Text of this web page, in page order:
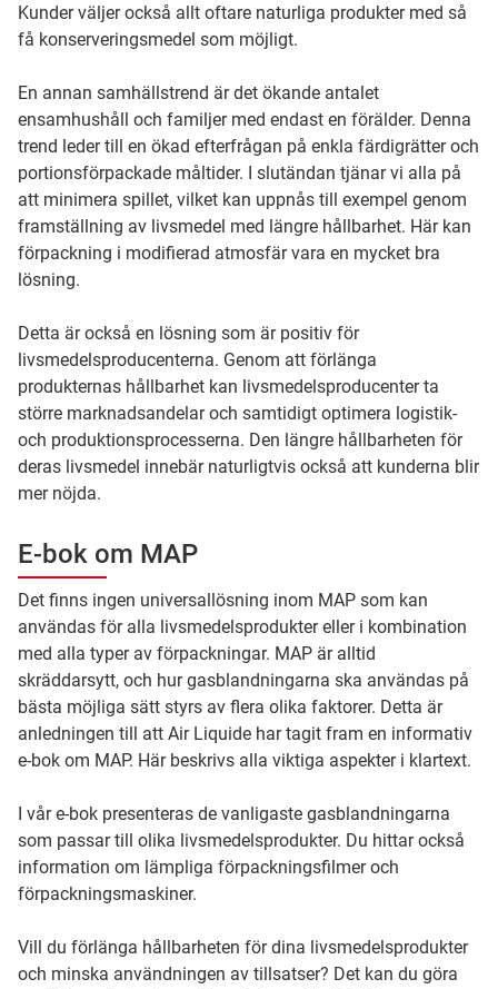
Kunder väljer också allt oftare naturliga produkter med så
få konserveringsmedel som möjligt.
En annan samhällstrend är det ökande antalet
ensamhushåll och familjer med endast en förälder. Denna
trend leder till en ökad efterfrågan på enkla färdigrätter och
portionsförpackade måltider. I slutändan tjänar vi alla på
att minimera spillet, vilket kan uppnås till exempel genom
framställning av livsmedel med längre hållbarhet. Här kan
förpackning i modifierad atmosfär vara en mycket bra
lösning.
Detta är också en lösning som är positiv för
livsmedelsproducenterna. Genom att förlänga
produkternas hållbarhet kan livsmedelsproducenter ta
större marknadsandelar och samtidigt optimera logistik-
och produktionsprocesserna. Den längre hållbarheten för
deras livsmedel innebär naturligtvis också att kunderna blir
mer nöjda.
E-bok om MAP
Det finns ingen universallösning inom MAP som kan
användas för alla livsmedelsprodukter eller i kombination
med alla typer av förpackningar. MAP är alltid
skräddarsytt, och hur gasblandningarna ska användas på
bästa möjliga sätt styrs av flera olika faktorer. Detta är
anledningen till att Air Liquide har tagit fram en informativ
e-bok om MAP. Här beskrivs alla viktiga aspekter i klartext.
I vår e-bok presenteras de vanligaste gasblandningarna
som passar till olika livsmedelsprodukter. Du hittar också
information om lämpliga förpackningsfilmer och
förpackningsmaskiner.
Vill du förlänga hållbarheten för dina livsmedelsprodukter
och minska användningen av tillsatser? Det kan du göra